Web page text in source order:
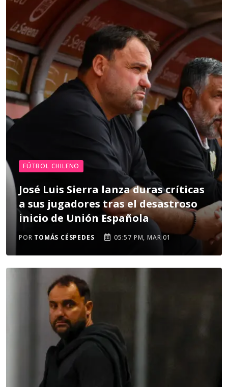
FÚTBOL CHILENO
José Luis Sierra lanza duras críticas
a sus jugadores tras el desastroso
inicio de Unión Española
POR TOMÁS CÉSPEDES 05:57 PM, MAR 01